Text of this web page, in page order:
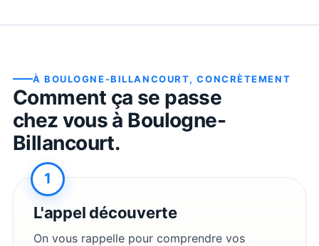
ÀBOULOGNE-BILLANCOURT, CONCRÈTEMENT
Comment ça se passe
chez vous à Boulogne-
Billancourt.
1
L'appel découverte
On vous rappelle pour comprendre vos